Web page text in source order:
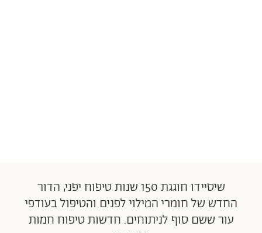
שיסיידו חוגגת 150 שנות טיפוח יפני, הדור
החדש של חומרי המילוי לפנים והטיפול בעודפי
עור ששם סוף לניתוחים. חדשות טיפוח חמות